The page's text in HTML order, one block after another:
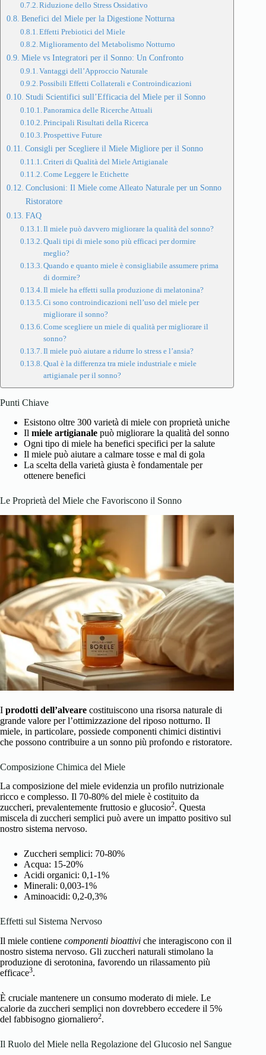
Riduzione dello Stress Ossidativo
Benefici del Miele per la Digestione Notturna
Effetti Prebiotici del Miele
Miglioramento del Metabolismo Notturno
Miele vs Integratori per il Sonno: Un Confronto
Vantaggi dell’Approccio Naturale
Possibili Effetti Collaterali e Controindicazioni
Studi Scientifici sull’Efficacia del Miele per il Sonno
Panoramica delle Ricerche Attuali
Principali Risultati della Ricerca
Prospettive Future
Consigli per Scegliere il Miele Migliore per il Sonno
Criteri di Qualità del Miele Artigianale
Come Leggere le Etichette
Conclusioni: Il Miele come Alleato Naturale per un Sonno
Ristoratore
FAQ
Il miele può davvero migliorare la qualità del sonno?
Quali tipi di miele sono più efficaci per dormire
meglio?
Quando e quanto miele è consigliabile assumere prima
di dormire?
Il miele ha effetti sulla produzione di melatonina?
Ci sono controindicazioni nell’uso del miele per
migliorare il sonno?
Come scegliere un miele di qualità per migliorare il
sonno?
Il miele può aiutare a ridurre lo stress e l’ansia?
Qual è la differenza tra miele industriale e miele
artigianale per il sonno?
Punti Chiave
Esistono oltre 300 varietà di miele con proprietà uniche
Il miele artigianale può migliorare la qualità del sonno
Ogni tipo di miele ha benefici specifici per la salute
Il miele può aiutare a calmare tosse e mal di gola
La scelta della varietà giusta è fondamentale per
ottenere benefici
Le Proprietà del Miele che Favoriscono il Sonno
I prodotti dell’alveare costituiscono una risorsa naturale di
grande valore per l’ottimizzazione del riposo notturno. Il
miele, in particolare, possiede componenti chimici distintivi
che possono contribuire a un sonno più profondo e ristoratore.
Composizione Chimica del Miele
La composizione del miele evidenzia un profilo nutrizionale
ricco e complesso. Il 70-80% del miele è costituito da
zuccheri, prevalentemente fruttosio e glucosio2. Questa
miscela di zuccheri semplici può avere un impatto positivo sul
nostro sistema nervoso.
Zuccheri semplici: 70-80%
Acqua: 15-20%
Acidi organici: 0,1-1%
Minerali: 0,003-1%
Aminoacidi: 0,2-0,3%
Effetti sul Sistema Nervoso
Il miele contiene componenti bioattivi che interagiscono con il
nostro sistema nervoso. Gli zuccheri naturali stimolano la
produzione di serotonina, favorendo un rilassamento più
efficace3.
È cruciale mantenere un consumo moderato di miele. Le
calorie da zuccheri semplici non dovrebbero eccedere il 5%
del fabbisogno giornaliero2.
Il Ruolo del Miele nella Regolazione del Glucosio nel Sangue